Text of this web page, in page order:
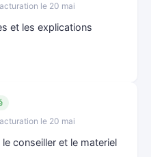
le 20 mai
et les explications
le 20 mai
conseiller et le materiel